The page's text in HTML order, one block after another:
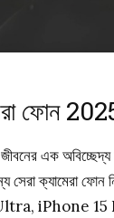
ফোন
এক
সেরা ক্যামেরা
iPhone